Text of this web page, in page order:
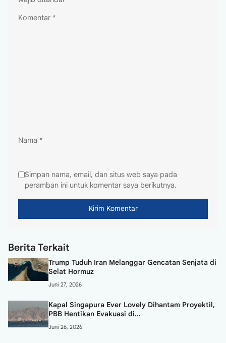
Komentar *
Nama *
Simpan nama, email, dan situs web saya pada
peramban ini untuk komentar saya berikutnya.
Berita Terkait
Trump Tuduh Iran Melanggar Gencatan Senjata di
Selat Hormuz
Juni 27, 2026
Kapal Singapura Ever Lovely Dihantam Proyektil,
PBB Hentikan Evakuasi di...
Juni 26, 2026